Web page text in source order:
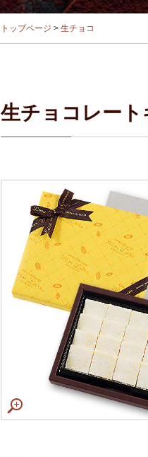
トップページ > 生チョコ
生チョコレー